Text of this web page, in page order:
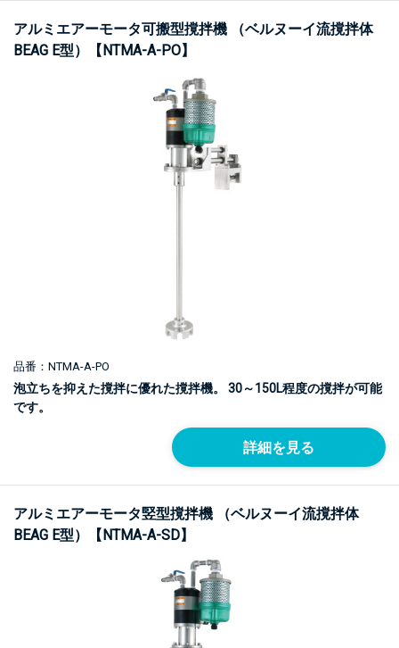
アルミエアーモータ可搬型撹拌機 （ベルヌーイ流撹拌体
BEAG E型）【NTMA-A-PO】
品番：NTMA-A-PO
泡立ちを抑えた撹拌に優れた撹拌機。 30～150L程度の撹拌が可能
です。
詳細を見る
アルミエアーモータ竪型撹拌機 （ベルヌーイ流撹拌体
BEAG E型）【NTMA-A-SD】